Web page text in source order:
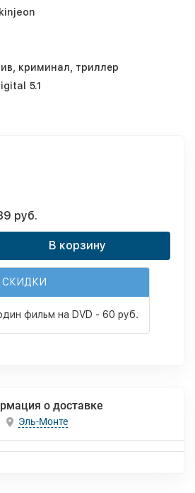
криминал, триллер
5.1
руб.
В корзину
фильм на DVD - 60 руб.
о доставке
Эль-Монте